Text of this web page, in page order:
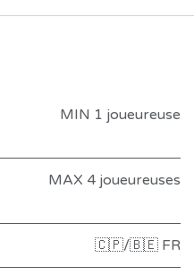
MIN 1 joueureuse
MAX 4 joueureuses
🇨🇵/🇧🇪 FR